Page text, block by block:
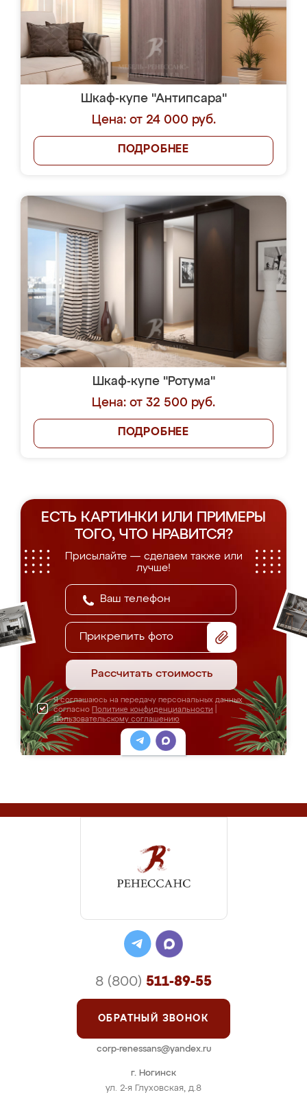
Шкаф-купе "Антипсара"
Цена: от 24 000 руб.
ПОДРОБНЕЕ
Шкаф-купе "Ротума"
Цена: от 32 500 руб.
ПОДРОБНЕЕ
ЕСТЬ КАРТИНКИ ИЛИ ПРИМЕРЫ
ТОГО, ЧТО НРАВИТСЯ?
Присылайте — сделаем также или
лучше!
Прикрепить фото
Рассчитать стоимость
Я соглашаюсь на передачу персональных данных
согласно Политике конфиденциальности
Пользовательскому соглашению
г. Ногинск
ул. 2-я Глуховская, д.8
8 (800) 511-89-55
ОБРАТНЫЙ ЗВОНОК
corp-renessans@yandex.ru